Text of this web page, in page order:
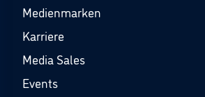
Medienmarken
Karriere
Media Sales
Events